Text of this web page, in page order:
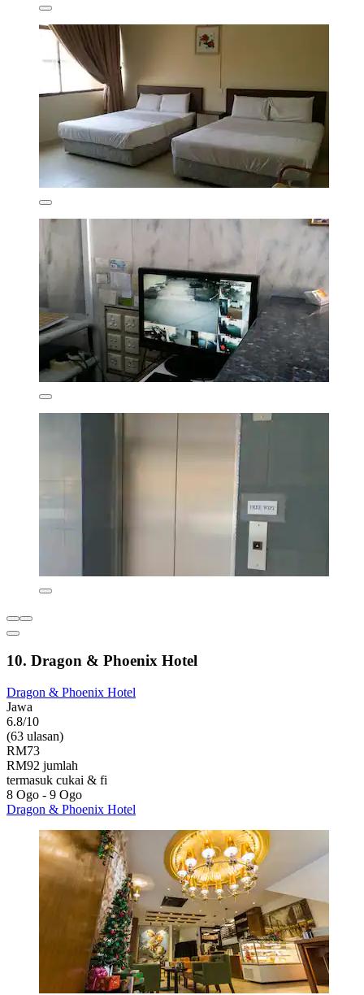
10. Dragon & Phoenix Hotel
Dragon & Phoenix Hotel
Jawa
6.8/10
(63 ulasan)
RM73
RM92 jumlah
termasuk cukai & fi
8 Ogo - 9 Ogo
Dragon & Phoenix Hotel